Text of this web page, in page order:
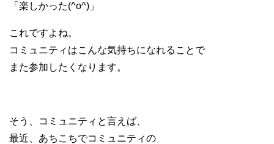
「楽しかった(^o^)」
これですよね。
コミュニティはこんな気持ちになれることで
また参加したくなります。
そう、コミュニティと言えば、
最近、あちこちでコミュニティの